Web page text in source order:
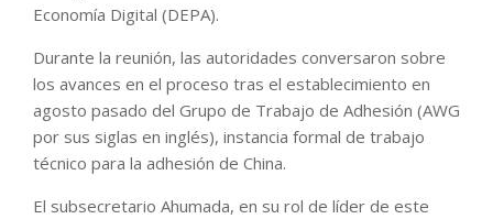
Economía Digital (DEPA).
Durante la reunión, las autoridades conversaron sobre
los avances en el proceso tras el establecimiento en
agosto pasado del Grupo de Trabajo de Adhesión (AWG
por sus siglas en inglés), instancia formal de trabajo
técnico para la adhesión de China.
El subsecretario Ahumada, en su rol de líder de este